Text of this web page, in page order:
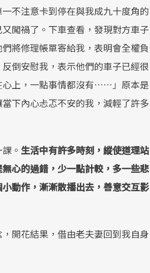
不注意卡到停在與我成九十度角的
闖禍了。下車查看，發現對方車子
將修理帳單寄給我，表明會全權負
倒安慰我，表示他們的車子已經很
心上，一點事情都沒有……」原本是
下內心忐忑不安的我，減輕了許多
。 生活中有許多時刻，縱使道理站
心的過錯，少一點計較，多一些悲
動作，漸漸散播出去，善意交互影
開花結果，借由老夫妻回到我自身